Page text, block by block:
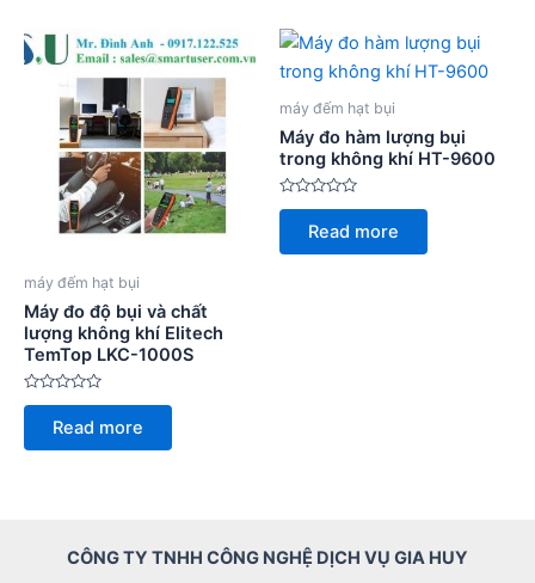
máy đếm hạt bụi
Máy đo độ bụi và chất
lượng không khí Elitech
TemTop LKC-1000S
Rated
of
Read more
máy đếm hạt bụi
Máy đo hàm lượng bụi
trong không khí HT-9600
Rated
of
Read more
CÔNG TY TNHH CÔNG NGHỆ DỊCH VỤ GIA HUY